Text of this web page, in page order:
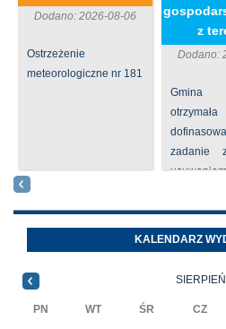
Dodano: 2026-08-06
Ostrzeżenie
meteorologiczne nr 181
z
Dodano:
Gmina
otrzymała
zadanie
azbest
programu
KALENDARZ
PN WT ŚR CZ